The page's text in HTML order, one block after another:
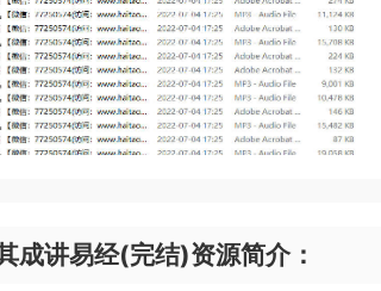
成讲易经(完结)资源简介：